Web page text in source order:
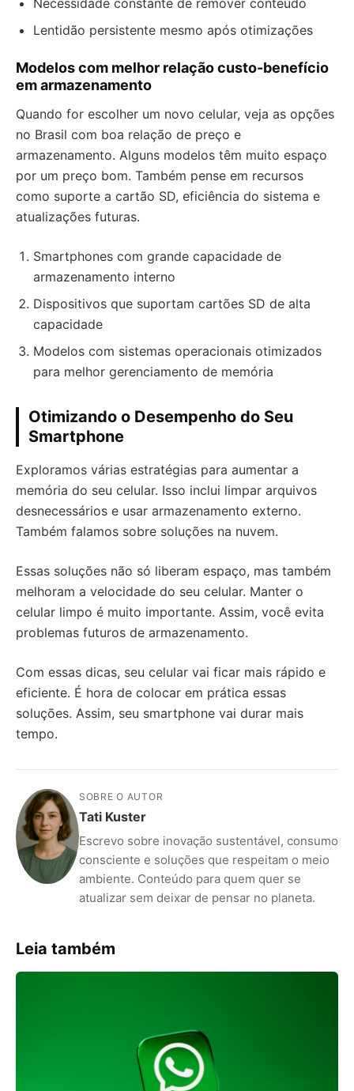
Necessidade constante de remover conteúdo
Lentidão persistente mesmo após otimizações
Modelos com melhor relação custo-benefício
em armazenamento
Quando for escolher um novo celular, veja as opções
no Brasil com boa relação de preço e
armazenamento. Alguns modelos têm muito espaço
por um preço bom. Também pense em recursos
como suporte a cartão SD, eficiência do sistema e
atualizações futuras.
Smartphones com grande capacidade de
armazenamento interno
Dispositivos que suportam cartões SD de alta
capacidade
Modelos com sistemas operacionais otimizados
para melhor gerenciamento de memória
Otimizando o Desempenho do Seu
Smartphone
Exploramos várias estratégias para aumentar a
memória do seu celular. Isso inclui limpar arquivos
desnecessários e usar armazenamento externo.
Também falamos sobre soluções na nuvem.
Essas soluções não só liberam espaço, mas também
melhoram a velocidade do seu celular. Manter o
celular limpo é muito importante. Assim, você evita
problemas futuros de armazenamento.
Com essas dicas, seu celular vai ficar mais rápido e
eficiente. É hora de colocar em prática essas
soluções. Assim, seu smartphone vai durar mais
tempo.
SOBRE O AUTOR
Tati Kuster
Escrevo sobre inovação sustentável, consumo
consciente e soluções que respeitam o meio
ambiente. Conteúdo para quem quer se
atualizar sem deixar de pensar no planeta.
Leia também